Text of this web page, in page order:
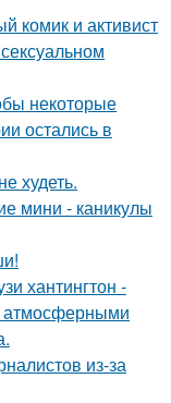
комик и активист
некоторые
остались в
худеть.
мини - каникулы
хантингтон -
атмосферными
из-за